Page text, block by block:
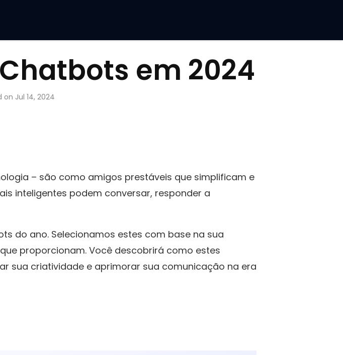
em 2024
on Jul 14, 2024
– são como amigos prestáveis que simplificam e
inteligentes podem conversar, responder a
do ano. Selecionamos estes com base na sua
proporcionam. Você descobrirá como estes
sua criatividade e aprimorar sua comunicação na era